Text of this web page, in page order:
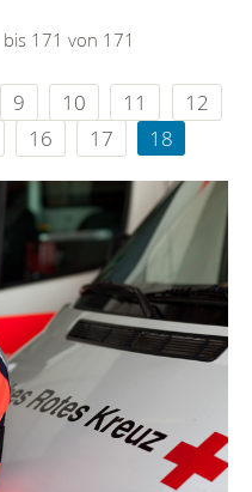
171 von 171
9 10 11
12
16 17 18